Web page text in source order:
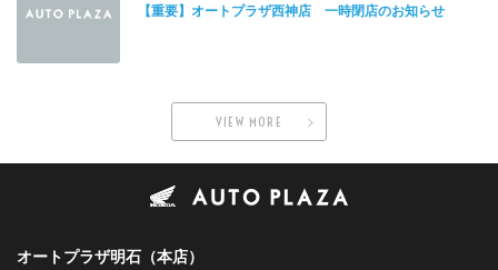
【重要】オートプラザ西神店 一時閉店のお知らせ
VIEW MORE
オートプラザ明石（本店）